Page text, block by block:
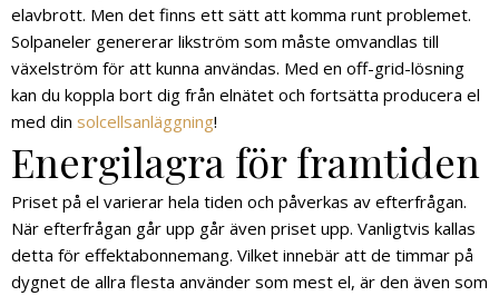
elavbrott. Men det finns ett sätt att komma runt problemet.
Solpaneler genererar likström som måste omvandlas till
växelström för att kunna användas. Med en off-grid-lösning
kan du koppla bort dig från elnätet och fortsätta producera el
med din solcellsanläggning!
Energilagra för framtiden
Priset på el varierar hela tiden och påverkas av efterfrågan.
När efterfrågan går upp går även priset upp. Vanligtvis kallas
detta för effektabonnemang. Vilket innebär att de timmar på
dygnet de allra flesta använder som mest el, är den även som